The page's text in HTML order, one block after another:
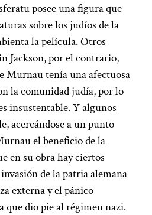
posee una figura que
sobre los judíos de la
la película. Otros
Jackson, por el contrario,
Murnau tenía una afectuosa
la comunidad judía, por lo
insustentable. Y algunos
acercándose a un punto
el beneficio de la
en su obra hay ciertos
de la patria alemana
externa y el pánico
que dio pie al régimen nazi.